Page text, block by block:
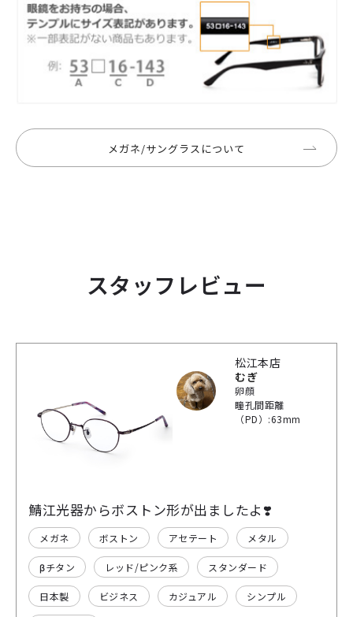
メガネ/サングラスについて
スタッフレビュー
松江本店
むぎ
卵顔
瞳孔間距離
（PD）:63mm
鯖江光器からボストン形が出ましたよ❣️
メガネ ボストン アセテート メタル
βチタン レッド/ピンク系 スタンダード
日本製 ビジネス カジュアル シンプル